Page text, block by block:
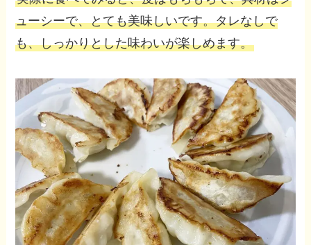
ューシーで、とても美味しいです。タレなしで
も、しっかりとした味わいが楽しめます。